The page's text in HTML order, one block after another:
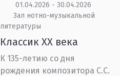
01.04.2026 - 30.04.2026
Зал нотно-музыкальной
литературы
Классик XX века
К 135-летию со дня
рождения композитора С.С.